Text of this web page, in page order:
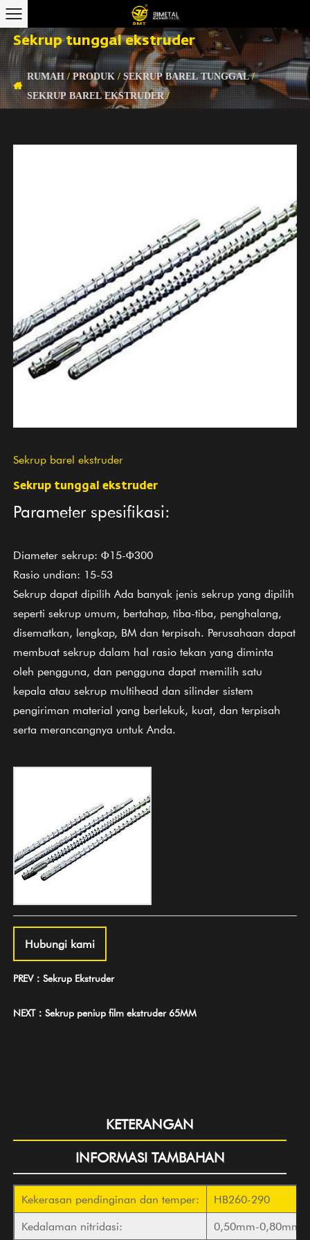
Sekrup tunggal ekstruder
RUMAH/PRODUK /SEKRUP BAREL TUNGGAL/
SEKRUP BAREL EKSTRUDER/
Sekrup barel ekstruder
Sekrup tunggal ekstruder
Parameter spesifikasi:
Diameter sekrup: Φ15-Φ300
Rasio undian: 15-53
Sekrup dapat dipilih Ada banyak jenis sekrup yang dipilih
seperti sekrup umum, bertahap, tiba-tiba, penghalang,
disematkan, lengkap, BM dan terpisah. Perusahaan dapat
membuat sekrup dalam hal rasio tekan yang diminta
oleh pengguna, dan pengguna dapat memilih satu
kepala atau sekrup multihead dan silinder sistem
pengiriman material yang berlekuk, kuat, dan terpisah
serta merancangnya untuk Anda.
Hubungi kami
PREV：Sekrup Ekstruder
NEXT：Sekrup peniup film ekstruder 65MM
KETERANGAN
INFORMASI TAMBAHAN
Kekerasan pendinginan dan temper:
HB260-290
Kedalaman nitridasi:
0,50mm-0,80mm